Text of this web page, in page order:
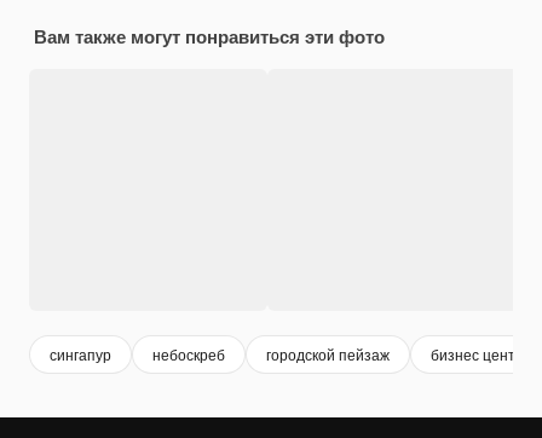
Вам также могут понравиться эти фото
сингапур небоскреб городской пейзаж бизнес центр